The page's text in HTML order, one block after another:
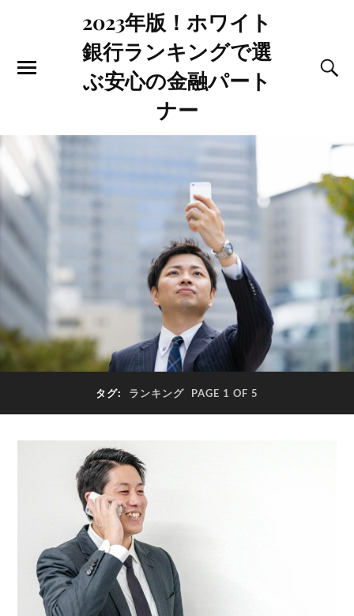
2023年版！ホワイト
銀行ランキングで選
ぶ安心の金融パート
ナー
タグ: ランキング PAGE 1 OF 5